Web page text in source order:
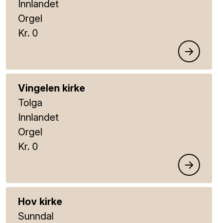
Innlandet
Orgel
Kr. 0
Vingelen kirke
Tolga
Innlandet
Orgel
Kr. 0
Hov kirke
Sunndal